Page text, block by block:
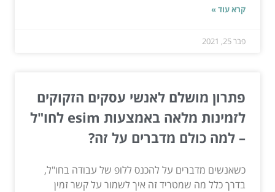
קרא עוד »
פבר 25, 2021
פתרון מושלם לאנשי עסקים הזקוקים
לזמינות מלאה באמצעות esim לחו"ל
– למה כולם מדברים על זה?
כשאנשים מדברים על להכנס ללופ של עבודה בחו"ל,
בדרך כלל מה שמטריד זה איך לשמור על קשר זמין